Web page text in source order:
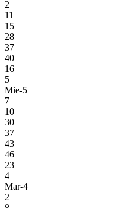
2
11
15
28
37
40
16
5
Mie-5
7
10
30
37
43
46
23
4
Mar-4
2